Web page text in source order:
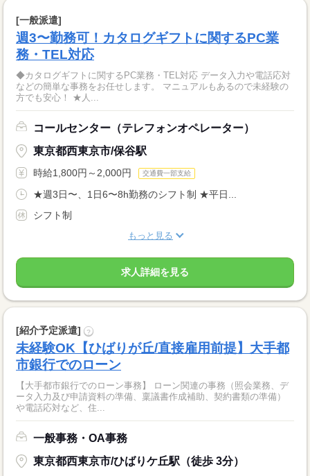
[一般派遣]
週3〜勤務可！カタログギフトに関するPC業
務・TEL対応
◆カタログギフトに関するPC業務・TEL対応 データ入力や電話応対
などの簡単な事務をお任せします。 マニュアルもあるので未経験の
方でも安心！ ★人...
コールセンター（テレフォンオペレーター）
東京都西東京市/保谷駅
時給1,800円～2,000円 交通費一部支給
★週3日〜、1日6〜8h勤務のシフト制 ★平日...
シフト制
もっと見る
求人詳細を見る
[紹介予定派遣] ?
未経験OK【ひばりが丘/直接雇用前提】大手都
市銀行でのローン
【大手都市銀行でのローン事務】 ローン関連の事務（照会業務、デ
ータ入力及び申請資料の準備、稟議書作成補助、契約書類の準備）
や電話応対など、住...
一般事務・OA事務
東京都西東京市/ひばりケ丘駅（徒歩 3分）